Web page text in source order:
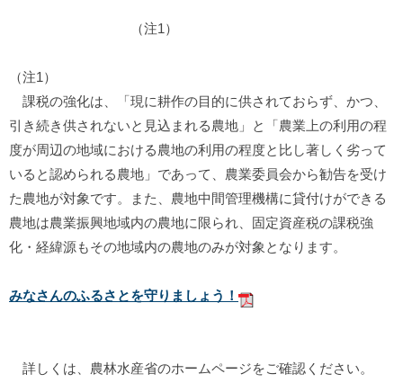
（注1）
（注1）
課税の強化は、「現に耕作の目的に供されておらず、かつ、
引き続き供されないと見込まれる農地」と「農業上の利用の程
度が周辺の地域における農地の利用の程度と比し著しく劣って
いると認められる農地」であって、農業委員会から勧告を受け
た農地が対象です。また、農地中間管理機構に貸付けができる
農地は農業振興地域内の農地に限られ、固定資産税の課税強
化・経緯源もその地域内の農地のみが対象となります。
みなさんのふるさとを守りましょう！
詳しくは、農林水産省のホームページをご確認ください。